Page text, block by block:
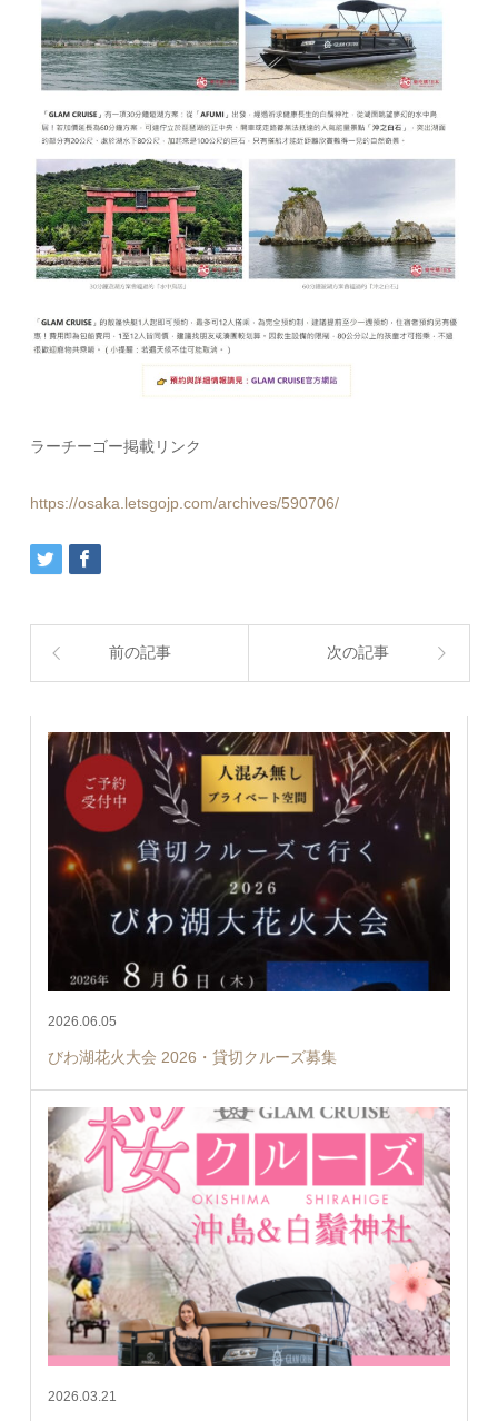
ラーチーゴー掲載リンク
https://osaka.letsgojp.com/archives/590706/
前の記事 次の記事
2026.06.05
びわ湖花火大会 2026・貸切クルーズ募集
2026.03.21